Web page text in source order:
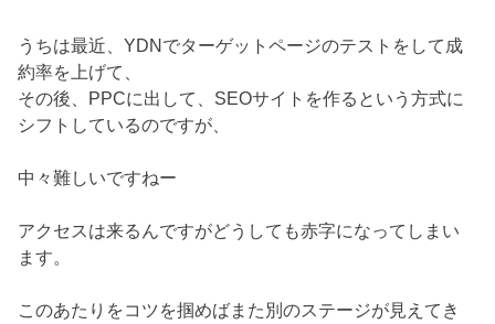
うちは最近、YDNでターゲットページのテストをして成
約率を上げて、
その後、PPCに出して、SEOサイトを作るという方式に
シフトしているのですが、
中々難しいですねー
アクセスは来るんですがどうしても赤字になってしまい
ます。
このあたりをコツを掴めばまた別のステージが見えてき